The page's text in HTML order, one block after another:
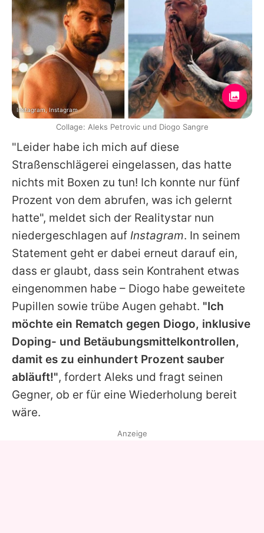
"Leider habe ich mich auf diese
Straßenschlägerei eingelassen, das hatte
nichts mit Boxen zu tun! Ich konnte nur fünf
Prozent von dem abrufen, was ich gelernt
hatte", meldet sich der Realitystar nun
niedergeschlagen auf Instagram. In seinem
Statement geht er dabei erneut darauf ein,
dass er glaubt, dass sein Kontrahent etwas
eingenommen habe – Diogo habe geweitete
Pupillen sowie trübe Augen gehabt. "Ich
möchte ein Rematch gegen Diogo, inklusive
Doping- und Betäubungsmittelkontrollen,
damit es zu einhundert Prozent sauber
abläuft!", fordert Aleks und fragt seinen
Gegner, ob er für eine Wiederholung bereit
wäre.
Instagram, Instagram
Collage: Aleks Petrovic und Diogo Sangre
Anzeige